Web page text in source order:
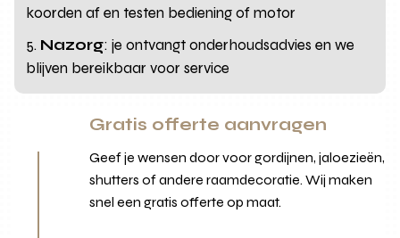
koorden af en testen bediening of motor
Nazorg: je ontvangt onderhoudsadvies en we
blijven bereikbaar voor service
Gratis offerte aanvragen
Geef je wensen door voor gordijnen, jaloezieën,
shutters of andere raamdecoratie. Wij maken
snel een gratis offerte op maat.